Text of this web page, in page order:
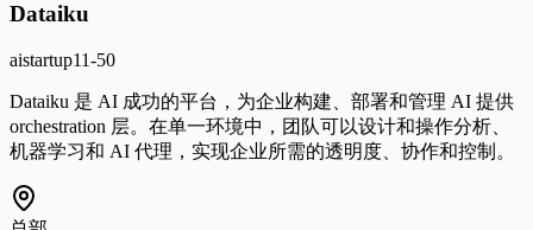
Dataiku
aistartup11-50
Dataiku 是 AI 成功的平台，为企业构建、部署和管理 AI 提供
orchestration 层。在单一环境中，团队可以设计和操作分析、
机器学习和 AI 代理，实现企业所需的透明度、协作和控制。